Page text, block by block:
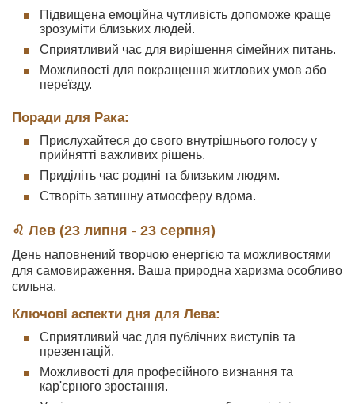
Підвищена емоційна чутливість допоможе краще
зрозуміти близьких людей.
Сприятливий час для вирішення сімейних питань.
Можливості для покращення житлових умов або
переїзду.
Поради для Рака:
Прислухайтеся до свого внутрішнього голосу у
прийнятті важливих рішень.
Приділіть час родині та близьким людям.
Створіть затишну атмосферу вдома.
♌ Лев (23 липня - 23 серпня)
День наповнений творчою енергією та можливостями
для самовираження. Ваша природна харизма особливо
сильна.
Ключові аспекти дня для Лева:
Сприятливий час для публічних виступів та
презентацій.
Можливості для професійного визнання та
кар'єрного зростання.